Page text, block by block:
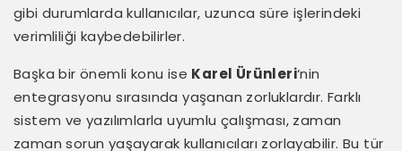
gibi durumlarda kullanıcılar, uzunca süre işlerindeki
verimliliği kaybedebilirler.
Başka bir önemli konu ise Karel Ürünleri‘nin
entegrasyonu sırasında yaşanan zorluklardır. Farklı
sistem ve yazılımlarla uyumlu çalışması, zaman
zaman sorun yaşayarak kullanıcıları zorlayabilir. Bu tür